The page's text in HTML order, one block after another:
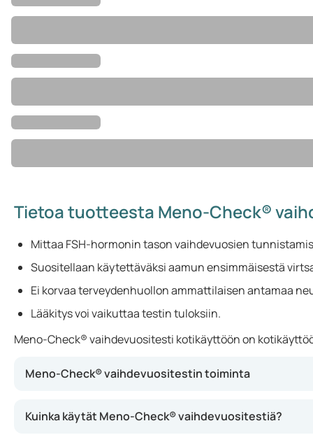
Tietoa tuotteesta Meno-Check®
Mittaa FSH-hormonin tason vaihdevuosien
Suositellaan käytettäväksi aamun ensimmäisestä
Ei korvaa terveydenhuollon ammattilaisen antamaa
Lääkitys voi vaikuttaa testin tuloksiin.
Meno-Check® vaihdevuositesti kotikäyttöön on
Meno-Check® vaihdevuositestin toiminta
Testi mittaa FSH-pitoisuuden virtsasta.
Kuinka käytät Meno-Check® vaihdevuositestiä?